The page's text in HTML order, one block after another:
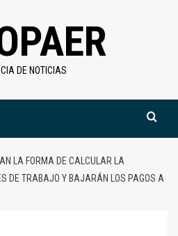
DE NOTICIAS
LA FORMA DE CALCULAR LA
DE TRABAJO Y BAJARÁN LOS PAGOS A